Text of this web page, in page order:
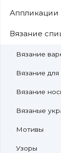
Аппликации
Вязание
Вязание
Вязание для
Вязание
Вязаные
Мотивы
Узоры